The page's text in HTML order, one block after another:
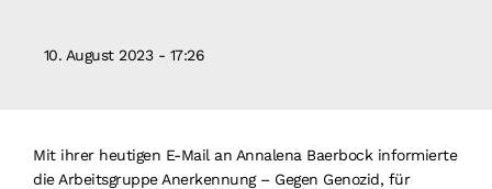
nach:
10. August 2023 - 17:26
Mit ihrer heutigen E-Mail an Annalena Baerbock informierte
die Arbeitsgruppe Anerkennung – Gegen Genozid, für